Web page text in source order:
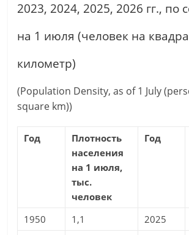
2023, 2024, 2025, 2026 гг., по
на 1 июля (человек на
километр)
(Population Density, as of 1 July
square km))
Год
Плотность
населения
на 1 июля,
тыс.
человек
Год
1950
1,1 2025